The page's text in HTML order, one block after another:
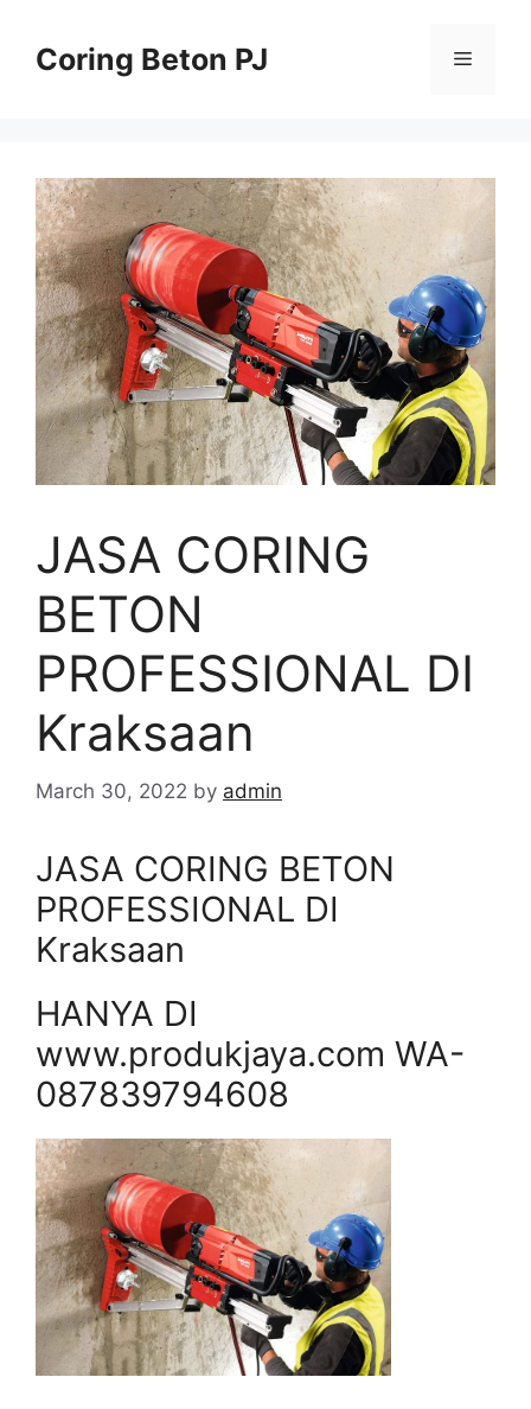
contentCoring Beton PJ Menu
JASA CORING
BETON
PROFESSIONAL DI
Kraksaan
March 30, 2022 by admin
JASA CORING BETON
PROFESSIONAL DI
Kraksaan
HANYA DI
www.produkjaya.com WA-
087839794608